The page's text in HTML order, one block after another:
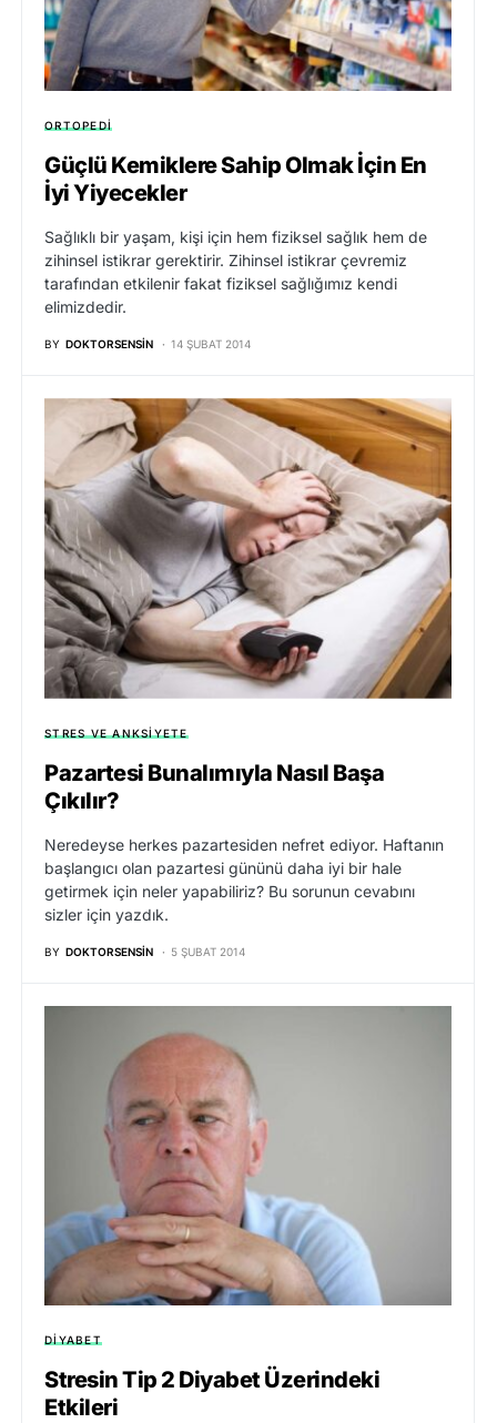
ORTOPEDI
Güçlü Kemiklere Sahip Olmak İçin En
İyi Yiyecekler
Sağlıklı bir yaşam, kişi için hem fiziksel sağlık hem de
zihinsel istikrar gerektirir. Zihinsel istikrar çevremiz
tarafından etkilenir fakat fiziksel sağlığımız kendi
elimizdedir.
BY DOKTORSENSIN 14 ŞUBAT 2014
STRES VE ANKSIYETE
Pazartesi Bunalımıyla Nasıl Başa
Çıkılır?
Neredeyse herkes pazartesiden nefret ediyor. Haftanın
başlangıcı olan pazartesi gününü daha iyi bir hale
getirmek için neler yapabiliriz? Bu sorunun cevabını
sizler için yazdık.
BY DOKTORSENSIN 5 ŞUBAT 2014
DIYABET
Stresin Tip 2 Diyabet Üzerindeki
Etkileri